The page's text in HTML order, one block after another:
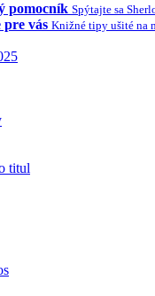
pomocník Spýtajte sa
pre vás Knižné tipy ušité na
titul